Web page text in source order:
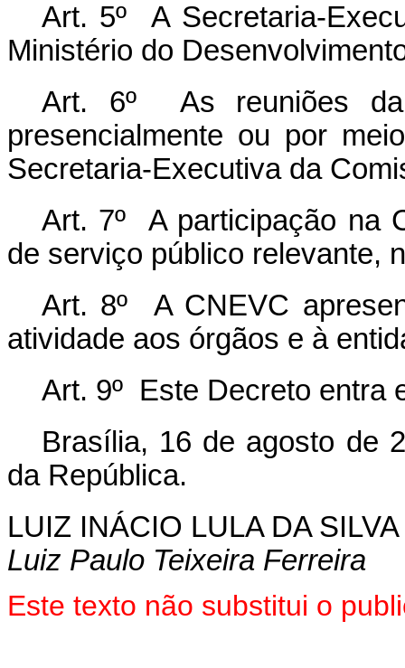
Art. 5º A Secretaria-
Ministério do
Art. 6º As reuniões da
presencialmente ou por
Secretaria-Executiva da
Art. 7º A participação na
de serviço público relevante,
Art. 8º A CNEVC
atividade aos órgãos e à
Art. 9º Este Decreto entra
Brasília, 16 de agosto de
da República.
LUIZ INÁCIO LULA DA SILVA
Luiz Paulo Teixeira Ferreira
Este texto não substitui o